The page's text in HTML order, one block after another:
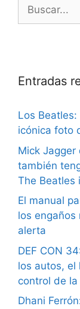
Entradas
Los
icónica foto
Mick Jagger
también
The Beatles
El manual
los engaños
alerta
DEF CON
los autos, el
control de
Dhani